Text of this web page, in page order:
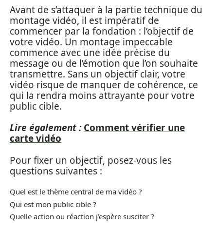
Avant de s’attaquer à la partie technique du
montage vidéo, il est impératif de
commencer par la fondation : l’objectif de
votre vidéo. Un montage impeccable
commence avec une idée précise du
message ou de l’émotion que l’on souhaite
transmettre. Sans un objectif clair, votre
vidéo risque de manquer de cohérence, ce
qui la rendra moins attrayante pour votre
public cible.
Lire également : Comment vérifier une
carte vidéo
Pour fixer un objectif, posez-vous les
questions suivantes :
Quel est le thème central de ma vidéo ?
Qui est mon public cible ?
Quelle action ou réaction j’espère susciter ?